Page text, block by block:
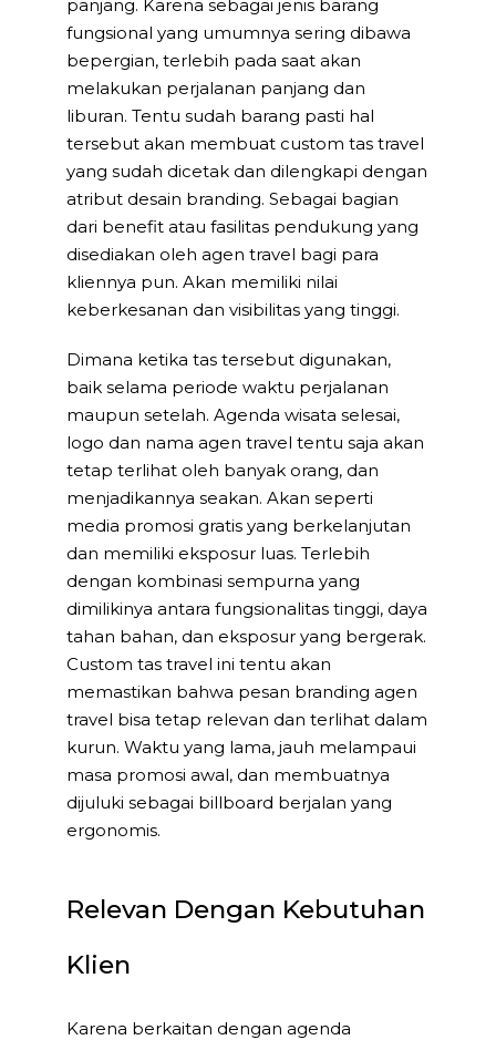
panjang. Karena sebagai jenis barang
fungsional yang umumnya sering dibawa
bepergian, terlebih pada saat akan
melakukan perjalanan panjang dan
liburan. Tentu sudah barang pasti hal
tersebut akan membuat custom tas travel
yang sudah dicetak dan dilengkapi dengan
atribut desain branding. Sebagai bagian
dari benefit atau fasilitas pendukung yang
disediakan oleh agen travel bagi para
kliennya pun. Akan memiliki nilai
keberkesanan dan visibilitas yang tinggi.
Dimana ketika tas tersebut digunakan,
baik selama periode waktu perjalanan
maupun setelah. Agenda wisata selesai,
logo dan nama agen travel tentu saja akan
tetap terlihat oleh banyak orang, dan
menjadikannya seakan. Akan seperti
media promosi gratis yang berkelanjutan
dan memiliki eksposur luas. Terlebih
dengan kombinasi sempurna yang
dimilikinya antara fungsionalitas tinggi, daya
tahan bahan, dan eksposur yang bergerak.
Custom tas travel ini tentu akan
memastikan bahwa pesan branding agen
travel bisa tetap relevan dan terlihat dalam
kurun. Waktu yang lama, jauh melampaui
masa promosi awal, dan membuatnya
dijuluki sebagai billboard berjalan yang
ergonomis.
Relevan Dengan Kebutuhan
Klien
Karena berkaitan dengan agenda